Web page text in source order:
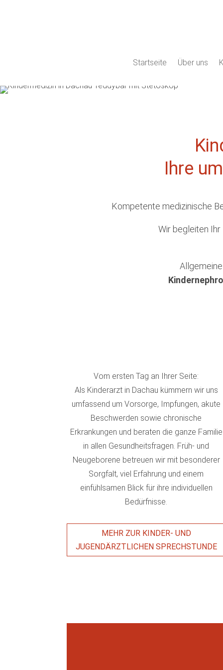
Startseite Über uns
Ihre
Kompetente medizinische
Wir begleiten
Allgemeine
Vom ersten Tag an Ihrer Seite:
Als Kinderarzt in Dachau kümmern wir uns
umfassend um Vorsorge, Impfungen, akute
Beschwerden sowie chronische
Erkrankungen und beraten die ganze Familie
in allen Gesundheitsfragen. Früh- und
Neugeborene betreuen wir mit besonderer
Sorgfalt, viel Erfahrung und einem
einfühlsamen Blick für ihre individuellen
Bedürfnisse.
MEHR ZUR KINDER- UND
JUGENDÄRZTLICHEN SPRECHSTUNDE